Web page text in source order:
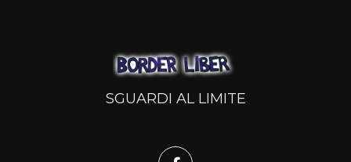
SGUARDI AL LIMITE